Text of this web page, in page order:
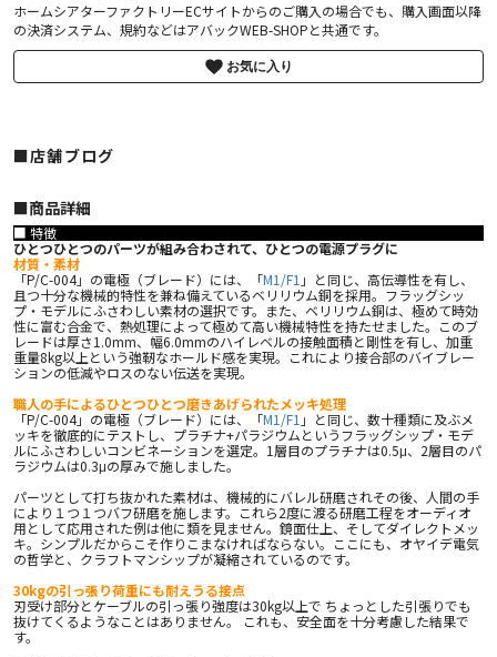
ホームシアターファクトリーECサイトからのご購入の場合でも、購入画面以降
の決済システム、規約などはアバックWEB-SHOPと共通です。
お気に入り
■店舗ブログ
■︎商品詳細
■ 特徴
ひとつひとつのパーツが組み合わされて、ひとつの電源プラグに
材質・素材
「P/C-004」の電極（ブレード）には、「M1/F1 」と同じ、高伝導性を有し、
且つ十分な機械的特性を兼ね備えているベリリウム銅を採用。フラッグシッ
プ・モデルにふさわしい素材の選択です。また、ベリリウム銅は、極めて時効
性に富む合金で、熱処理によって極めて高い機械特性を持たせました。このブ
レードは厚さ1.0mm、幅6.0mmのハイレベルの接触面積と剛性を有し、加重
重量8kg以上という強靭なホールド感を実現。これにより接合部のバイブレー
ションの低減やロスのない伝送を実現。
職人の手によるひとつひとつ磨きあげられたメッキ処理
「P/C-004」の電極（ブレード）には、「M1/F1 」と同じ、数十種類に及ぶメ
ッキを徹底的にテストし、プラチナ+パラジウムというフラッグシップ・モデ
ルにふさわしいコンビネーションを選定。1層目のプラチナは0.5μ、2層目のパ
ラジウムは0.3μの厚みで施しました。
パーツとして打ち抜かれた素材は、機械的にバレル研磨されその後、人間の手
により１つ１つバフ研磨を施します。これら2度に渡る研磨工程をオーディオ
用として応用された例は他に類を見ません。鏡面仕上、そしてダイレクトメッ
キ。シンプルだからこそ作りこまなければならない。ここにも、オヤイデ電気
の哲学と、クラフトマンシップが凝縮されているのです。
30kgの引っ張り荷重にも耐えうる接点
刃受け部分とケーブルの引っ張り強度は30kg以上で ちょっとした引張りでも
抜けてくるようなことはありません。 これも、安全面を十分考慮した結果で
す。